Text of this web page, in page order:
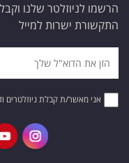
הרשמו לניוזלטר שלנו
התקשורת ישרות למייל
אני מאשר/ת קבלת ניוזלטרים